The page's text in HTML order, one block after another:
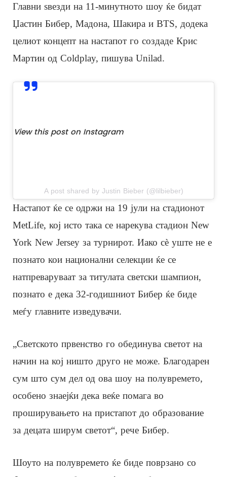
Главни ѕвезди на 11-минутното шоу ќе бидат
Џастин Бибер, Мадона, Шакира и BTS, додека
целиот концепт на настапот го создаде Крис
Мартин од Coldplay, пишува Unilad.
View this post on Instagram
A post shared by Justin Bieber (@lilbieber)
Настапот ќе се одржи на 19 јули на стадионот
MetLife, кој исто така се нарекува стадион New
York New Jersey за турнирот. Иако сè уште не е
познато кои национални селекции ќе се
натпреваруваат за титулата светски шампион,
познато е дека 32-годишниот Бибер ќе биде
меѓу главните изведувачи.
„Светското првенство го обединува светот на
начин на кој ништо друго не може. Благодарен
сум што сум дел од ова шоу на полувремето,
особено знаејќи дека веќе помага во
проширувањето на пристапот до образование
за децата ширум светот“, рече Бибер.
Шоуто на полувремето ќе биде поврзано со